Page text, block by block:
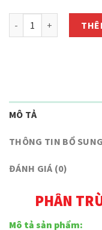
Phân Trùn Quế Nguyên
MÔ TẢ
THÔNG TIN BỔ SUNG
ĐÁNH GIÁ (0)
PHÂN
Mô tả sản phẩm: